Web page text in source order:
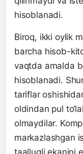
hisoblanadi.
Biroq, ikki oylik
barcha hisob-
vaqtda amalda
hisoblanadi.
tariflar
oldindan pul
olmaydilar.
markazlashgan
taalluqli ekanini